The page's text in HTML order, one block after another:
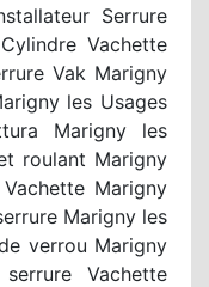
Serrure
Vachette
Vak Marigny
les Usages
Marigny les
roulant Marigny
Marigny
Marigny les
verrou Marigny
Vachette